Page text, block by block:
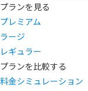
プランを見る
プレミアム
ラージ
レギュラー
プランを比較する
料金シミュレーション